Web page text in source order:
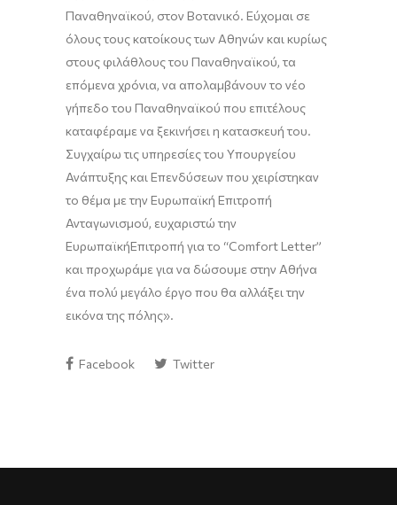
Παναθηναϊκού, στον Βοτανικό. Εύχομαι σε
όλους τους κατοίκους των Αθηνών και κυρίως
στους φιλάθλους του Παναθηναϊκού, τα
επόμενα χρόνια, να απολαμβάνουν το νέο
γήπεδο του Παναθηναϊκού που επιτέλους
καταφέραμε να ξεκινήσει η κατασκευή του.
Συγχαίρω τις υπηρεσίες του Υπουργείου
Ανάπτυξης και Επενδύσεων που χειρίστηκαν
το θέμα με την Ευρωπαϊκή Επιτροπή
Ανταγωνισμού, ευχαριστώ την
ΕυρωπαϊκήΕπιτροπή για το “ComfortL etter”
και προχωράμε για να δώσουμε στην Αθήνα
ένα πολύ μεγάλο έργο που θα αλλάξει την
εικόνα της πόλης».
Facebook Twitter